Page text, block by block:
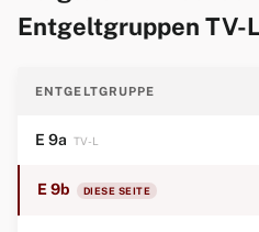
Entgeltgruppen TV-L
ENTGELTGRUPPE
E 9a TV-L
E 9b DIESE SEITE